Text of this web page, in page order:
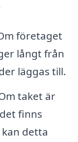
företaget
långt från
läggas till.
taket är
finns
detta